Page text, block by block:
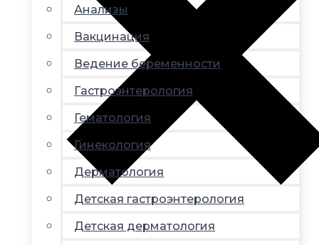
Анализы
Вакцинация
Ведение беременности
Гастроэнтерология
Гематология
Гинекология
Дерматология
Детская гастроэнтерология
Детская дерматология